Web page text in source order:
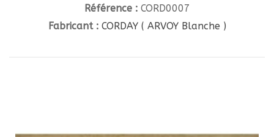
Référence : CORD0007
Fabricant : CORDAY ( ARVOY Blanche )